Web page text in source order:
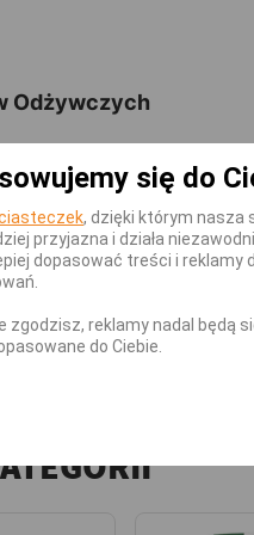
Odżywczych
Kompleks
się do
, dzięki którym nasza
przyjazna i działa
dopasować treści i reklamy
zgodzisz, reklamy nadal będą
do Ciebie.